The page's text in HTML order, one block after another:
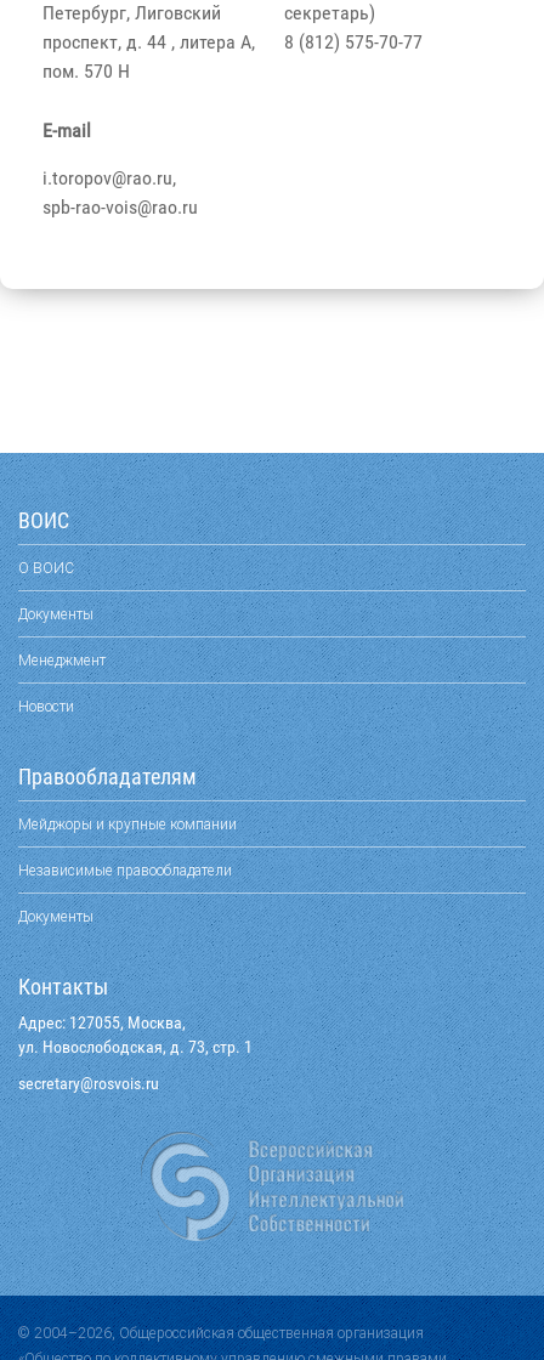
Петербург, Лиговский
проспект, д. 44 , литера А,
пом. 570 Н
секретарь)
8 (812) 575-70-77
E-mail
i.toropov@rao.ru,
spb-rao-vois@rao.ru
ВОИС
О ВОИС
Документы
Менеджмент
Новости
Правообладателям
Мейджоры и крупные компании
Независимые правообладатели
Документы
Контакты
Адрес: 127055, Москва,
ул. Новослободская, д. 73, стр. 1
ur.siovsor
@yraterces
© 2004–2026, Общероссийская общественная организация